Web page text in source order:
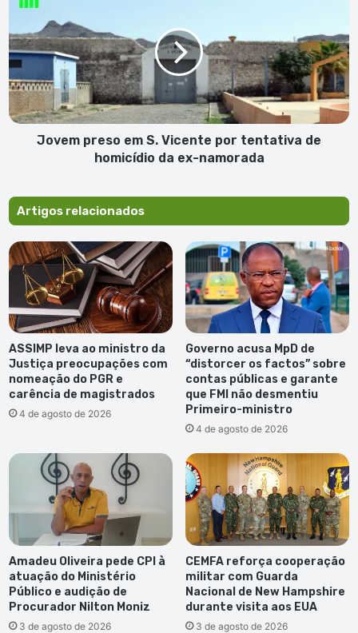
preso
S.
Vicente
por
tentativa
de
homicídio
Jovem preso em S. Vicente por tentativa de
homicídio da ex-namorada
Artigos relacionados
ASSIMP leva ao ministro da
Justiça preocupações com
nomeação do PGR e
carência de magistrados
4 de agosto de 2026
Governo acusa MpD de
“distorcer os factos” sobre
contas públicas e garante
que FMI não desmentiu
Primeiro-ministro
4 de agosto de 2026
Amadeu Oliveira pede CPI à
atuação do Ministério
Público e audição de
Procurador Nilton Moniz
3 de agosto de 2026
CEMFA reforça cooperação
militar com Guarda
Nacional de New Hampshire
durante visita aos EUA
3 de agosto de 2026